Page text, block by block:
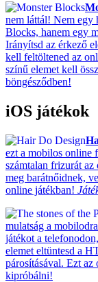
nem láttál! Nem egy
Blocks, hanem egy
Irányítsd az érkező
kell feltöltened az
színű elemet kell
böngésződben!
iOS játékok
ezt a mobilos online
számtalan frizurát
meg barátnőidnek,
online játékban!
mulatság a
játékot a
elemet eltüntesd a
párosításával. Ezt
kipróbálni!